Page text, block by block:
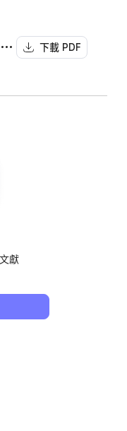
下載 PDF
獻